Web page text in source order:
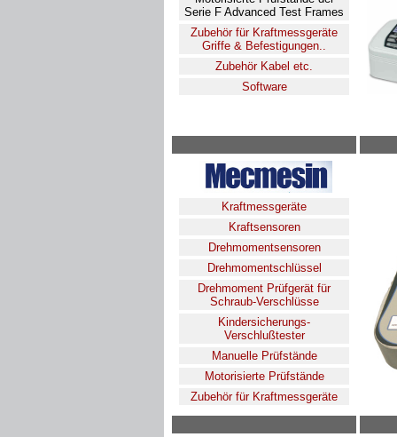
Serie F Advanced Test Frames
Zubehör für Kraftmessgeräte
Griffe & Befestigungen..
Zubehör Kabel etc.
Software
Kraftmessgeräte
Kraftsensoren
Drehmomentsensoren
Drehmomentschlüssel
Drehmoment Prüfgerät für
Schraub-Verschlüsse
Kindersicherungs-
Verschlußtester
Manuelle Prüfstände
Motorisierte Prüfstände
Zubehör für Kraftmessgeräte